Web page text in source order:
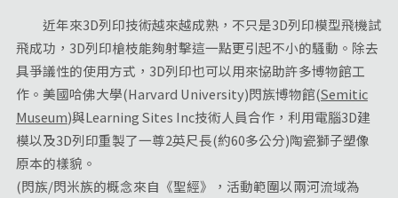
近年來3D列印技術越來越成熟，不只是3D列印模型飛機試
飛成功，3D列印槍枝能夠射擊這一點更引起不小的騷動。除去
具爭議性的使用方式，3D列印也可以用來協助許多博物館工
作。美國哈佛大學(Harvard University)閃族博物館(Semitic
Museum)與Learning Sites Inc技術人員合作，利用電腦3D建
模以及3D列印重製了一尊2英尺長(約60多公分)陶瓷獅子塑像
原本的樣貌。
(閃族/閃米族的概念來自《聖經》，活動範圍以兩河流域為